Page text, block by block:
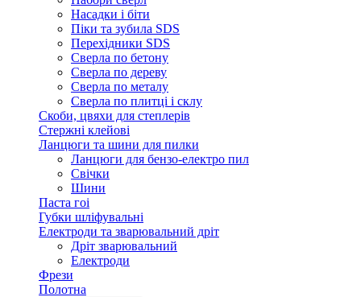
Насадки і біти
Піки та зубила SDS
Перехідники SDS
Сверла по бетону
Сверла по дереву
Сверла по металу
Сверла по плитці і склу
Скоби, цвяхи для степлерів
Стержні клейові
Ланцюги та шини для пилки
Ланцюги для бензо-електро пил
Свічки
Шини
Паста гоі
Губки шліфувальні
Електроди та зварювальний дріт
Дріт зварювальний
Електроди
Фрези
Полотна